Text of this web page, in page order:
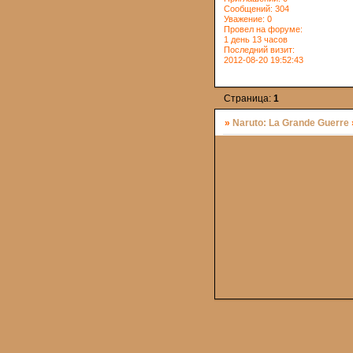
Сообщений: 304
Уважение: 0
Провел на форуме:
1 день 13 часов
Последний визит:
2012-08-20 19:52:43
Страница:1
»Naruto: La Grande Guerre